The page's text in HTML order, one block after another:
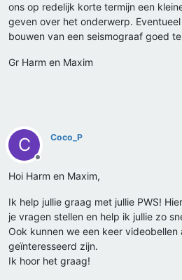
ons op redelijk korte termijn een
geven over het onderwerp.
bouwen van een seismograaf goed
Gr Harm en Maxim
C
Offline
Coco_P
Hoi Harm en Maxim,
Ik help jullie graag met jullie PWS!
je vragen stellen en help ik jullie zo
Ook kunnen we een keer videobellen
geïnteresseerd zijn.
Ik hoor het graag!